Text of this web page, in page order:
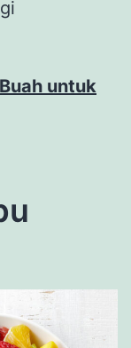
untuk